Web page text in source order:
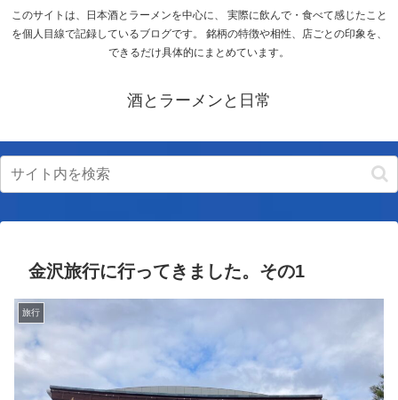
このサイトは、日本酒とラーメンを中心に、 実際に飲んで・食べて感じたこと
を個人目線で記録しているブログです。 銘柄の特徴や相性、店ごとの印象を、
できるだけ具体的にまとめています。
酒とラーメンと日常
金沢旅行に行ってきました。その1
旅行